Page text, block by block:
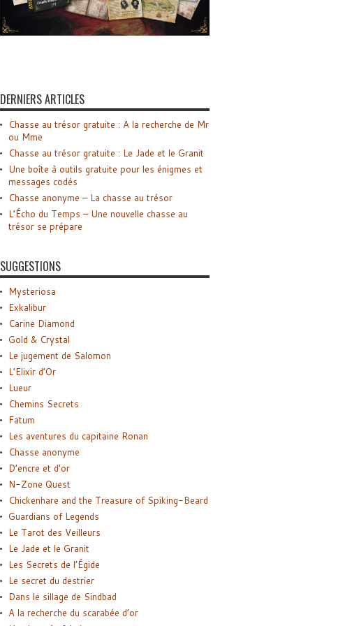
DERNIERS ARTICLES
Chasse au trésor gratuite : A la recherche de Mr
ou Mme
Chasse au trésor gratuite : Le Jade et le Granit
Une boîte à outils gratuite pour les énigmes et
messages codés
Chasse anonyme – La chasse au trésor
L’Écho du Temps – Une nouvelle chasse au
trésor se prépare
SUGGESTIONS
Mysteriosa
Exkalibur
Carine Diamond
Gold & Crystal
Le jugement de Salomon
L’Elixir d’Or
Lueur
Chemins Secrets
Fatum
Les aventures du capitaine Ronan
Chasse anonyme
D’encre et d’or
N-Zone Quest
Chickenhare and the Treasure of Spiking-Beard
Guardians of Legends
Le Tarot des Veilleurs
Le Jade et le Granit
Les Secrets de l’Égide
Le secret du destrier
Dans le sillage de Sindbad
A la recherche du scarabée d’or